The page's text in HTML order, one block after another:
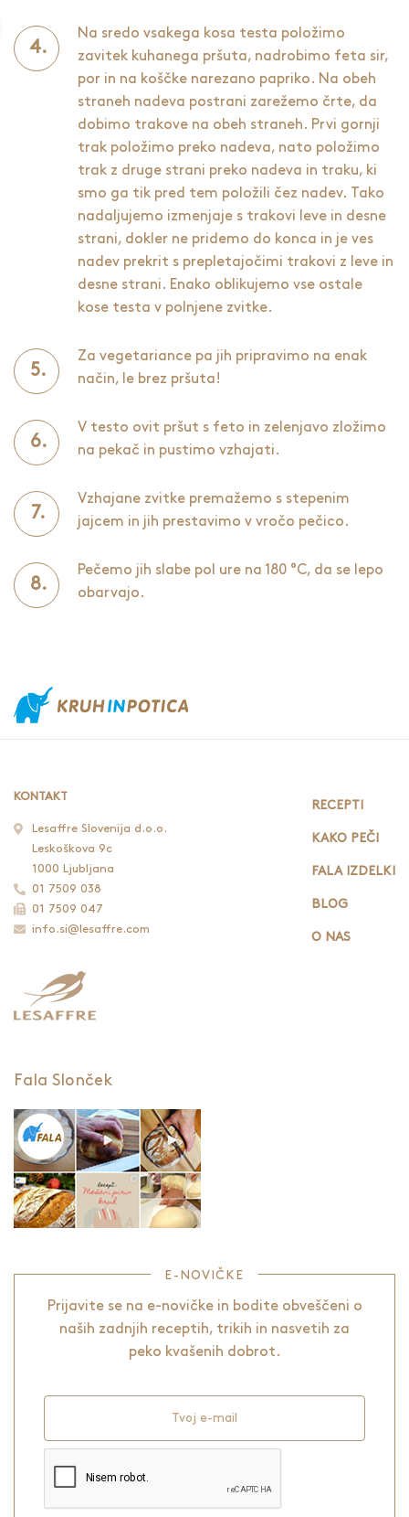
Na sredo vsakega kosa testa položimo
zavitek kuhanega pršuta, nadrobimo feta sir,
por in na koščke narezano papriko. Na obeh
straneh nadeva postrani zarežemo črte, da
dobimo trakove na obeh straneh. Prvi gornji
trak položimo preko nadeva, nato položimo
trak z druge strani preko nadeva in traku, ki
smo ga tik pred tem položili čez nadev. Tako
nadaljujemo izmenjaje s trakovi leve in desne
strani, dokler ne pridemo do konca in je ves
nadev prekrit s prepletajočimi trakovi z leve in
desne strani. Enako oblikujemo vse ostale
kose testa v polnjene zvitke.
Za vegetariance pa jih pripravimo na enak
način, le brez pršuta!
V testo ovit pršut s feto in zelenjavo zložimo
na pekač in pustimo vzhajati.
Vzhajane zvitke premažemo s stepenim
jajcem in jih prestavimo v vročo pečico.
Pečemo jih slabe pol ure na 180 °C, da se lepo
obarvajo.
KONTAKT
Lesaffre Slovenija d.o.o.
Leskoškova 9c
1000 Ljubljana
01 7509 038
01 7509 047
info.si@lesaffre.com
RECEPTI
KAKO PEČI
FALA IZDELKI
BLOG
O NAS
Fala Slonček
E-NOVIČKE
Prijavite se na e-novičke in bodite obveščeni o
naših zadnjih receptih, trikih in nasvetih za
peko kvašenih dobrot.
Tvoj e-mail